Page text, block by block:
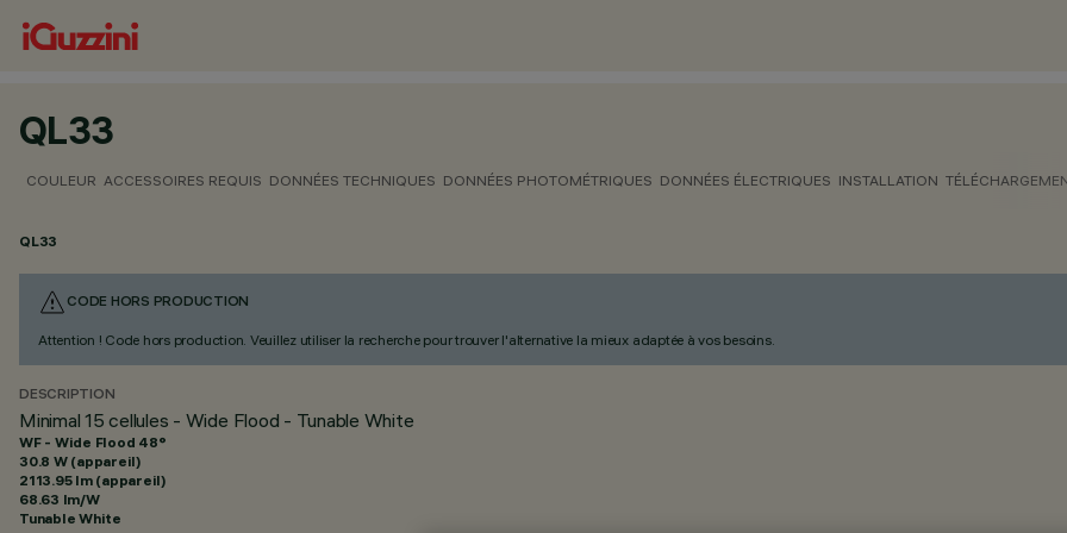
QL33
COULEUR ACCESSOIRES REQUIS DONNÉES TECHNIQUES DONNÉES PHOTOMÉTRIQUES DONNÉES ÉLECTRIQUES INSTALLATION
QL33
CODE HORS PRODUCTION
Attention ! Code hors production. Veuillez utiliser la recherche pour trouver l'alternative la mieux adaptée à vos besoins.
DESCRIPTION
Minimal 15 cellules - Wide Flood - Tunable White
WF - Wide Flood 48°
30.8 W (appareil)
2113.95 lm (appareil)
68.63 lm/W
Tunable White